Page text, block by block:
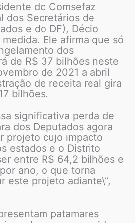
do Comsefaz
dos Secretários de
e do DF), Décio
Ele afirma que só
dos
de R$ 37 bilhões neste
de 2021 a abril
de receita real gira
bilhões.
significativa perda de
dos Deputados agora
projeto cujo impacto
estados e o Distrito
entre R$ 64,2 bilhões e
ano, o que torna
este projeto adiante\”,
patamares